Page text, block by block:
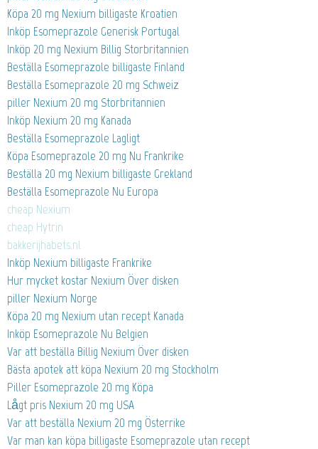
Köpa 20 mg Nexium billigaste Kroatien
Inköp Esomeprazole Generisk Portugal
Inköp 20 mg Nexium Billig Storbritannien
Beställa Esomeprazole billigaste Finland
Beställa Esomeprazole 20 mg Schweiz
piller Nexium 20 mg Storbritannien
Inköp Nexium 20 mg Kanada
Beställa Esomeprazole Lagligt
Köpa Esomeprazole 20 mg Nu Frankrike
Beställa 20 mg Nexium billigaste Grekland
Beställa Esomeprazole Nu Europa
cheap Nexium
cheap Hytrin
bakkerijhabets.nl
Inköp Nexium billigaste Frankrike
Hur mycket kostar Nexium Över disken
piller Nexium Norge
Köpa 20 mg Nexium utan recept Kanada
Inköp Esomeprazole Nu Belgien
Var att beställa Billig Nexium Över disken
Bästa apotek att köpa Nexium 20 mg Stockholm
Piller Esomeprazole 20 mg Köpa
Lågt pris Nexium 20 mg USA
Var att beställa Nexium 20 mg Österrike
Var man kan köpa billigaste Esomeprazole utan recept